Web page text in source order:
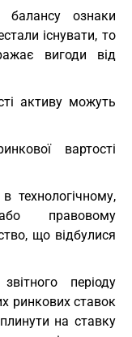
ознаки
існувати, то
вигоди від
активу можуть
вартості
технологічному,
правовому
що відбулися
періоду
ринкових ставок
на ставку